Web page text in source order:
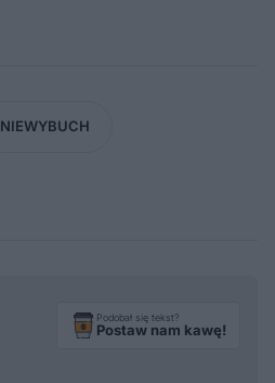
NIEWYBUCH
Podobał się tekst?
Postaw nam kawę!